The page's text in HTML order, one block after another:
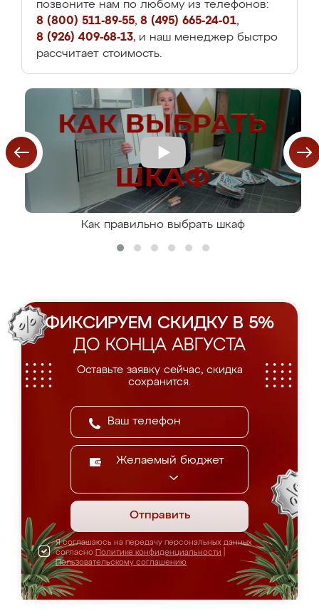
позвоните нам по любому из телефонов:
8 (800) 511-89-55, 8 (495) 665-24-01,
8 (926) 409-68-13, и наш менеджер быстро
рассчитает стоимость.
Как правильно выбрать шкаф
ФИКСИРУЕМ СКИДКУ В 5%
ДО КОНЦА АВГУСТА
Оставьте заявку сейчас, скидка
сохранится.
Желаемый бюджет
Отправить
Я соглашаюсь на передачу персональных данных
согласно Политике конфиденциальности
Пользовательскому соглашению